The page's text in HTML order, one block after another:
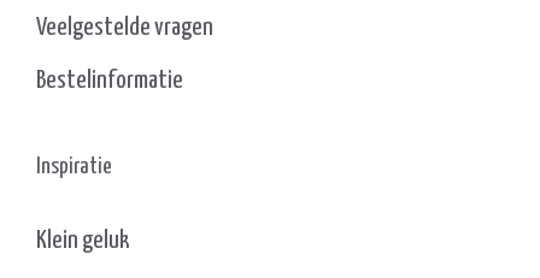
Veelgestelde vragen
Bestelinformatie
Inspiratie
Klein geluk